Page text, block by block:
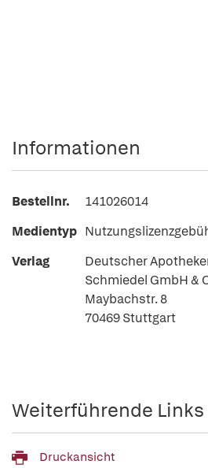
Informationen
Bestellnr.
141026014
Medientyp
Verlag
Deutscher
Schmiedel GmbH &
Maybachstr. 8
70469 Stuttgart
Weiterführende Links
Druckansicht